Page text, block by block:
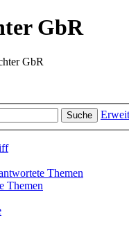
GbR
GbR
Suche
Themen
Themen